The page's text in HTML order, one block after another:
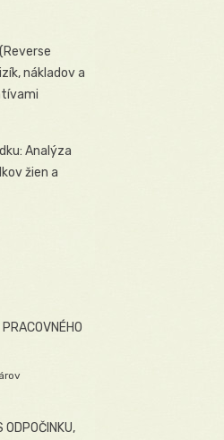
nákladov a
Analýza
žien a
ODPOČINKU,